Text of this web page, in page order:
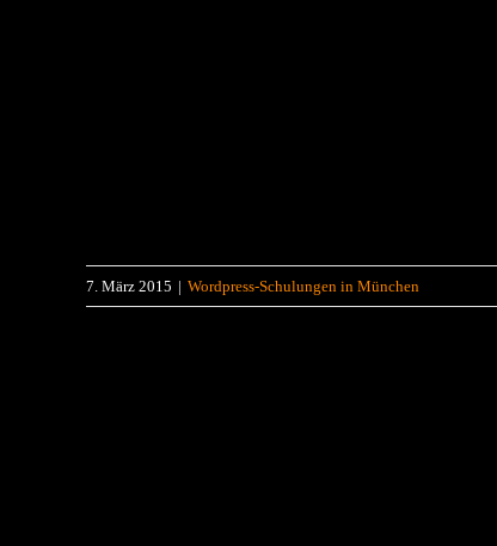
7. März 2015 | Wordpress-Schulungen in München